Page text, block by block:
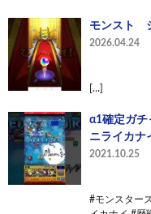
モンスト
2026.04.24
[…]
α1確定ガ
ニライカナ
2021.10.25
#モンスター